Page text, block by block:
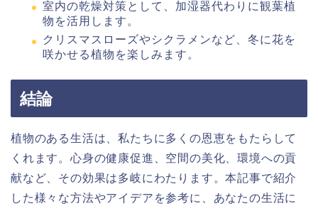
室内の乾燥対策として、加湿器代わりに観葉植
物を活用します。
クリスマスローズやシクラメンなど、冬に花を
咲かせる植物を楽しみます。
結論
植物のある生活は、私たちに多くの恩恵をもたらして
くれます。心身の健康促進、空間の美化、環境への貢
献など、その効果は多岐にわたります。本記事で紹介
した様々な方法やアイデアを参考に、あなたの生活に